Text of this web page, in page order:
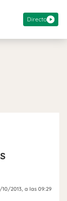
Directo
10/2013, a las 09:29